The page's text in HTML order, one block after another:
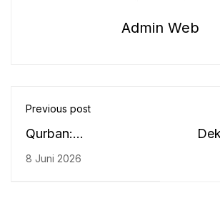
Admin Web
Previous post
Qurban:
Menundukkan Ego
8 Juni 2026